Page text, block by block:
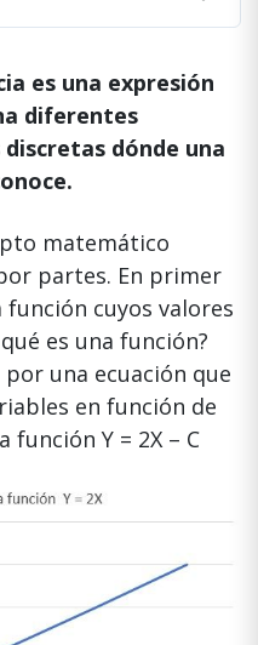
es una expresión
diferentes
dónde una
matemático
partes. En primer
función cuyos valores
es una función?
una ecuación que
en función de
función Y = 2X – C